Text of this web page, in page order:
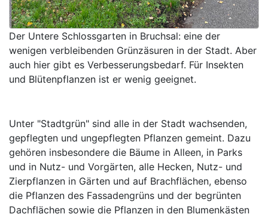
Der Untere Schlossgarten in Bruchsal: eine der
wenigen verbleibenden Grünzäsuren in der Stadt. Aber
auch hier gibt es Verbesserungsbedarf. Für Insekten
und Blütenpflanzen ist er wenig geeignet.
Unter "Stadtgrün" sind alle in der Stadt wachsenden,
gepflegten und ungepflegten Pflanzen gemeint. Dazu
gehören insbesondere die Bäume in Alleen, in Parks
und in Nutz- und Vorgärten, alle Hecken, Nutz- und
Zierpflanzen in Gärten und auf Brachflächen, ebenso
die Pflanzen des Fassadengrüns und der begrünten
Dachflächen sowie die Pflanzen in den Blumenkästen